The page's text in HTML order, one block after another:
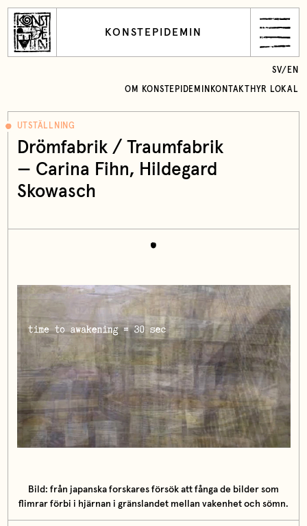
KONSTEPIDEMIN
OM KONSTEPIDEMIN KONTAKT HYR LOKAL
SV/ EN
UTSTÄLLNING
Drömfabrik / Traumfabrik
— Carina Fihn, Hildegard
Skowasch
Bild: från japanska forskares försök att fånga de bilder som
flimrar förbi i hjärnan i gränslandet mellan vakenhet och sömn.